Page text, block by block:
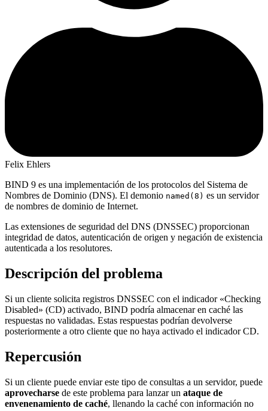
Felix Ehlers
BIND 9 es una implementación de los protocolos del Sistema de
Nombres de Dominio (DNS). El demonio named(8) es un servidor
de nombres de dominio de Internet.
Las extensiones de seguridad del DNS (DNSSEC) proporcionan
integridad de datos, autenticación de origen y negación de existencia
autenticada a los resolutores.
Descripción del problema
Si un cliente solicita registros DNSSEC con el indicador «Checking
Disabled» (CD) activado, BIND podría almacenar en caché las
respuestas no validadas. Estas respuestas podrían devolverse
posteriormente a otro cliente que no haya activado el indicador CD.
Repercusión
Si un cliente puede enviar este tipo de consultas a un servidor, puede
aprovecharse de este problema para lanzar un ataque de
envenenamiento de caché, llenando la caché con información no